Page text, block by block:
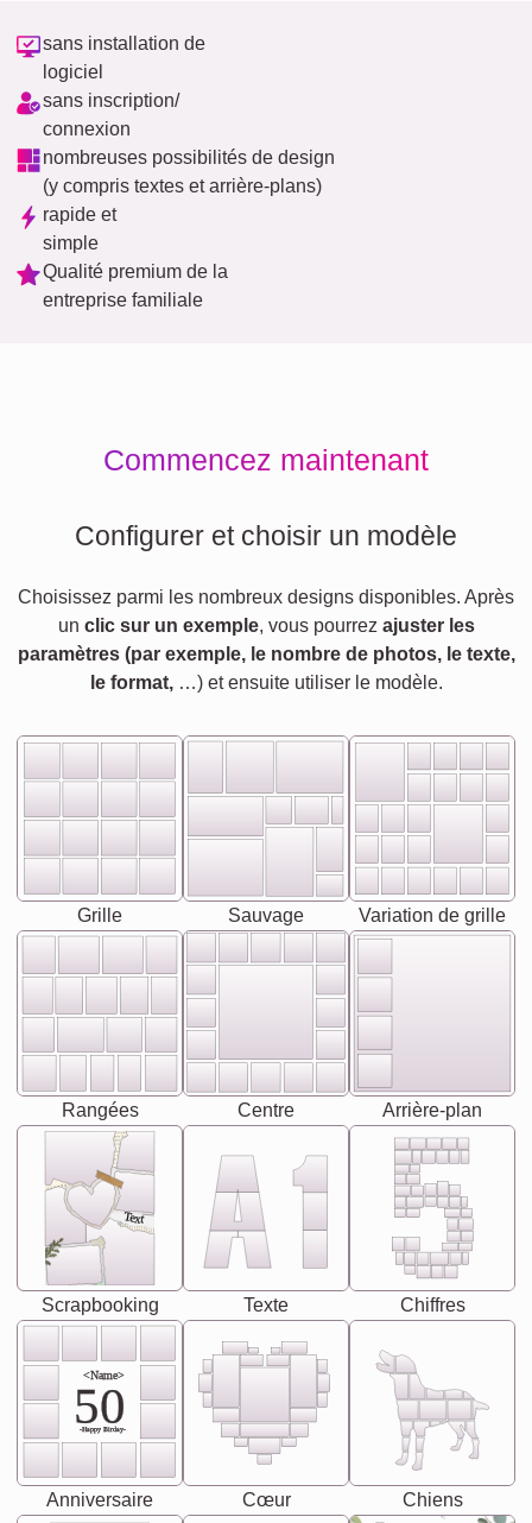
sans installation de
logiciel
sans inscription/
connexion
nombreuses possibilités de design
(y compris textes et arrière-plans)
rapide et
simple
Qualité premium de la
entreprise familiale
Commencez maintenant
Configurer et choisir un modèle
Choisissez parmi les nombreux designs disponibles. Après
un clic sur un exemple, vous pourrez ajuster les
paramètres (par exemple, le nombre de photos, le texte,
le format,…) et ensuite utiliser le modèle.
Grille Sauvage Variation de grille
Rangées Centre Arrière-plan
Text
Scrapbooking Texte Chiffres
<Name>
50
-Happy Birday-
Anniversaire Cœur Chiens